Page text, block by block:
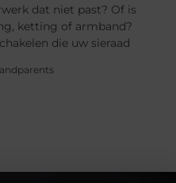
dat niet past? Of is
ketting of armband?
die uw sieraad